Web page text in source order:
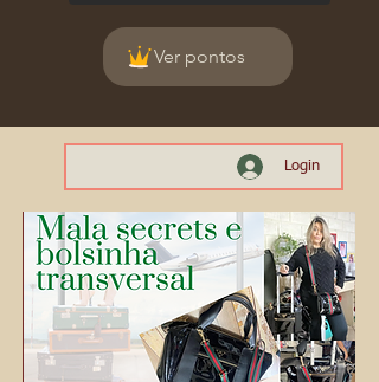
Ver pontos
Login